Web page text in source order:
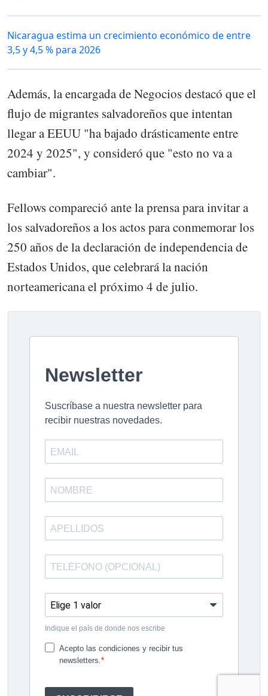
Nicaragua estima un crecimiento económico de entre
3,5 y 4,5 % para 2026
Además, la encargada de Negocios destacó que el
flujo de migrantes salvadoreños que intentan
llegar a EEUU "ha bajado drásticamente entre
2024 y 2025", y consideró que "esto no va a
cambiar".
Fellows compareció ante la prensa para invitar a
los salvadoreños a los actos para conmemorar los
250 años de la declaración de independencia de
Estados Unidos, que celebrará la nación
norteamericana el próximo 4 de julio.